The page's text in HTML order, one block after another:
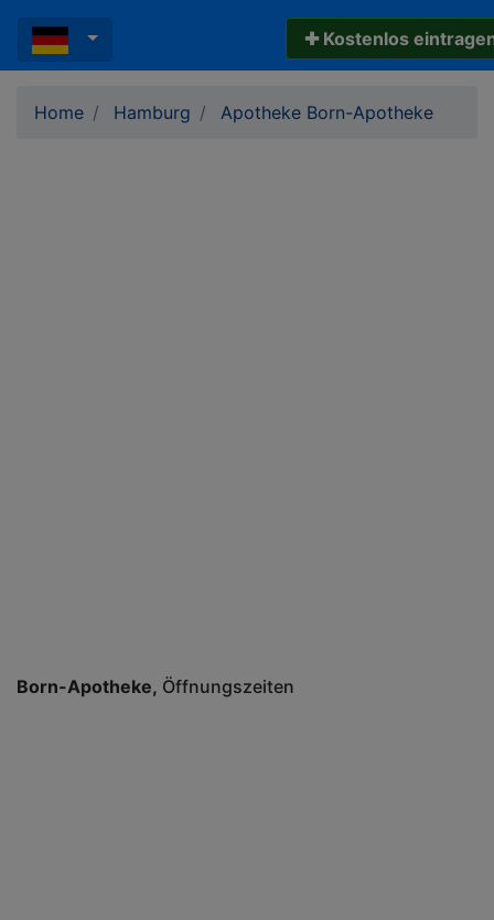
✚ Kostenlos
Home Hamburg Apotheke Born-Apotheke
Born-Apotheke Öffnungszeiten